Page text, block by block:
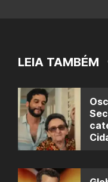
LEIA TAMBÉM